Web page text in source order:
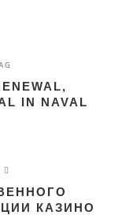
IN NAVAL
КАЗИНО